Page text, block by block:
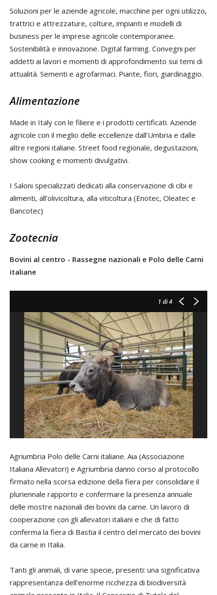
Soluzioni per le aziende agricole, macchine per ogni utilizzo,
trattrici e attrezzature, colture, impianti e modelli di
business per le imprese agricole contemporanee.
Sostenibilità e innovazione. Digital farming. Convegni per
addetti ai lavori e momenti di approfondimento sui temi di
attualità. Sementi e agrofarmaci. Piante, fiori, giardinaggio.
Alimentazione
Made in Italy con le filiere e i prodotti certificati. Aziende
agricole con il meglio delle eccellenze dall’Umbria e dalle
altre regioni italiane. Street food regionale, degustazioni,
show cooking e momenti divulgativi.
I Saloni specializzati dedicati alla conservazione di cibi e
alimenti, all’olivicoltura, alla viticoltura (Enotec, Oleatec e
Bancotec)
Zootecnia
Bovini al centro - Rassegne nazionali e Polo delle Carni
italiane
1 di 4
Agriumbria Polo delle Carni italiane. Aia (Associazione
Italiana Allevatori) e Agriumbria danno corso al protocollo
firmato nella scorsa edizione della fiera per consolidare il
pluriennale rapporto e confermare la presenza annuale
delle mostre nazionali dei bovini da carne. Un lavoro di
cooperazione con gli allevatori italiani e che di fatto
conferma la fiera di Bastia il centro del mercato dei bovini
da carne in Italia.
Tanti gli animali, di varie specie, presenti: una significativa
rappresentanza dell’enorme ricchezza di biodiversità